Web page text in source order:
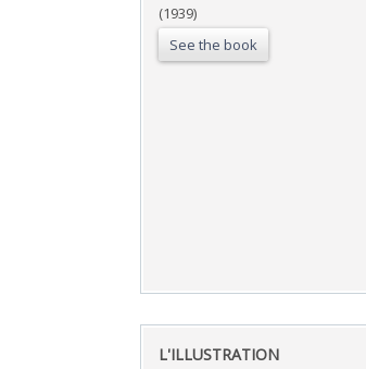
(1939)
See the book
‎L'ILLUSTRATION ‎